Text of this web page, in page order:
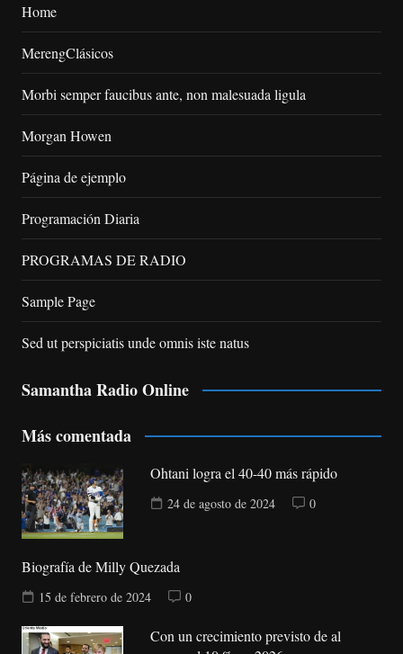
Home
MerengClásicos
Morbi semper faucibus ante, non malesuada ligula
Morgan Howen
Página de ejemplo
Programación Diaria
PROGRAMAS DE RADIO
Sample Page
Sed ut perspiciatis unde omnis iste natus
Samantha Radio Online
Más comentada
Ohtani logra el 40-40 más rápido
24 de agosto de 2024 0
Biografía de Milly Quezada
15 de febrero de 2024 0
Con un crecimiento previsto de al